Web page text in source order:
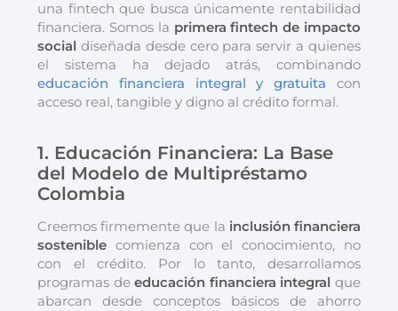
una fintech que busca únicamente rentabilidad
financiera. Somos la primera fintech de impacto
social diseñada desde cero para servir a quienes
el sistema ha dejado atrás, combinando
educación financiera integral y gratuita con
acceso real, tangible y digno al crédito formal.
1. Educación Financiera: La Base
del Modelo de Multipréstamo
Colombia
Creemos firmemente que la inclusión financiera
sosteniblecomienza con el conocimiento, no
con el crédito. Por lo tanto, desarrollamos
programas deeducación financiera integral que
abarcan desde conceptos básicos de ahorro